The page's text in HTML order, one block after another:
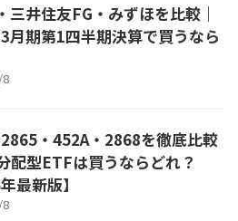
三井住友FG・みずほを比較｜
月期第1四半期決算で買うなら
・452A・2868を徹底比較
配型ETFは買うならどれ？
最新版】